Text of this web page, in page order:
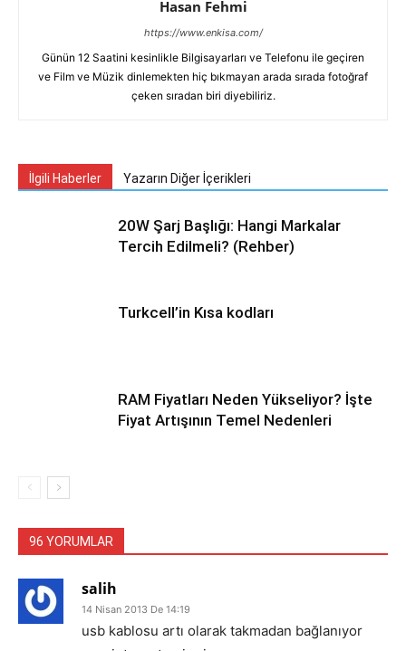
Hasan Fehmi
https://www.enkisa.com/
Günün 12 Saatini kesinlikle Bilgisayarları ve Telefonu ile geçiren
ve Film ve Müzik dinlemekten hiç bıkmayan arada sırada fotoğraf
çeken sıradan biri diyebiliriz.
İlgili Haberler Yazarın Diğer İçerikleri
20W Şarj Başlığı: Hangi Markalar
Tercih Edilmeli? (Rehber)
Turkcell’in Kısa kodları
RAM Fiyatları Neden Yükseliyor? İşte
Fiyat Artışının Temel Nedenleri
96 YORUMLAR
salih
14 Nisan 2013 De 14:19
usb kablosu artı olarak takmadan bağlanıyor